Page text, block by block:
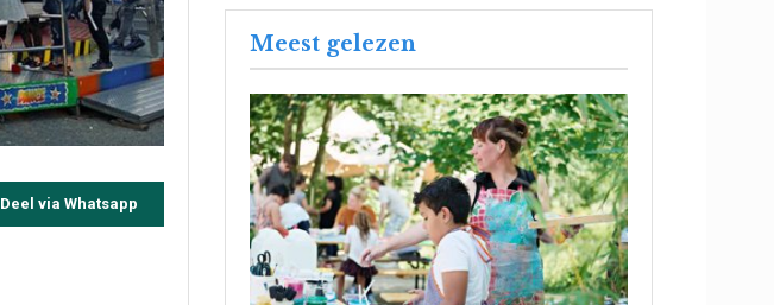
Deel via Whatsapp
Meest gelezen